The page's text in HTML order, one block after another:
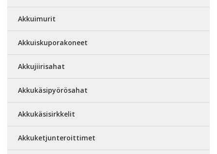
Akkuimurit
Akkuiskuporakoneet
Akkujiirisahat
Akkukäsipyörösahat
Akkukäsisirkkelit
Akkuketjunteroittimet